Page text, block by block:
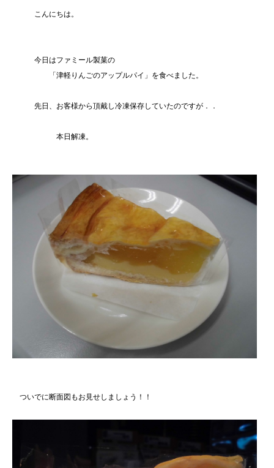
こんにちは。
今日はファミール製菓の
「津軽りんごのアップルパイ」を食べました。
先日、お客様から頂戴し冷凍保存していたのですが．．
本日解凍。
ついでに断面図もお見せしましょう！！